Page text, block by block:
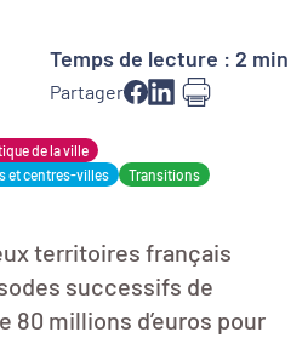
Temps de lecture : 2 min
Partager
de la ville
et centres-villes
Transitions
territoires français
successifs de
80 millions d’euros pour